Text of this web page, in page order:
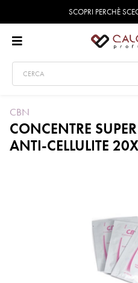
SCOPRI PERCHÈ
CBN
CONCENTRE
ANTI-CELLULITE